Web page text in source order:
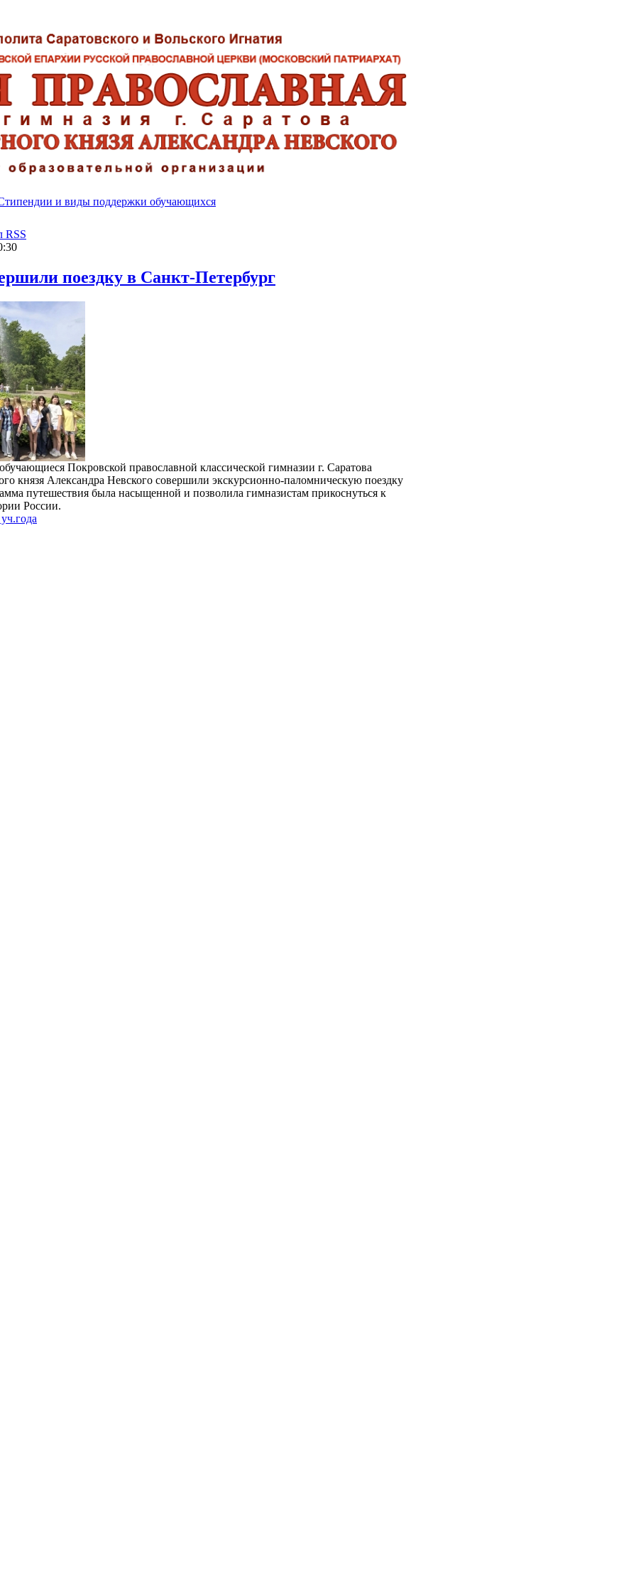
и виды поддержки обучающихся
RSS
поездку в Санкт-Петербург
Покровской православной классической гимназии г. Саратова
князя Александра Невского совершили экскурсионно-паломническую поездку
путешествия была насыщенной и позволила гимназистам прикоснуться к
России.